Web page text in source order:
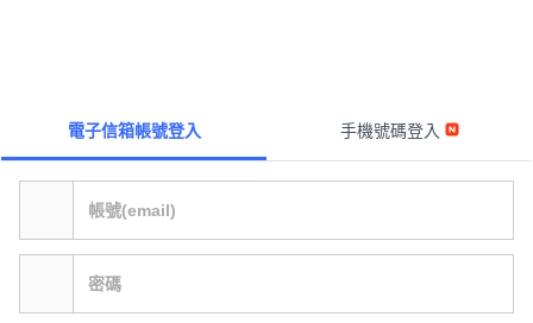
電子信箱帳號登入 手機號碼登入